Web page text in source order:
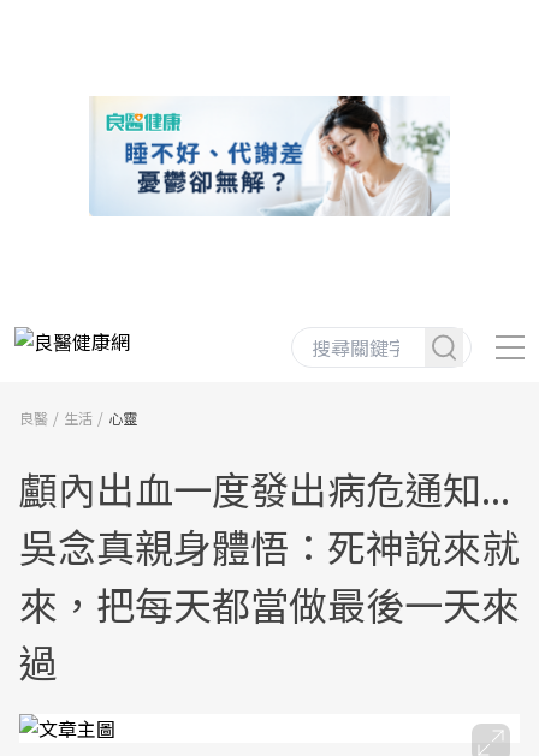
良醫 生活 心靈
顱內出血一度發出病危通知...
吳念真親身體悟：死神說來就
來，把每天都當做最後一天來
過